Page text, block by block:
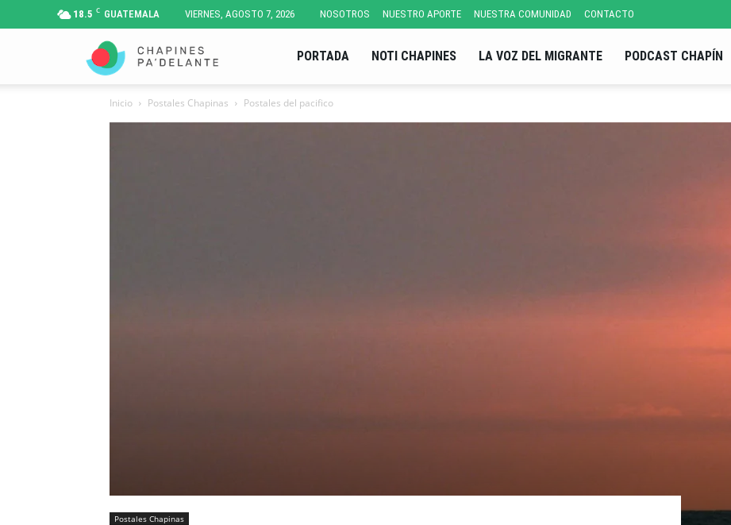
18.5 C GUATEMALA VIERNES, AGOSTO 7, 2026 NOSOTROS NUESTRO APORTE NUESTRA COMUNIDAD CONTACTO
Pa'
PORTADA NOTI CHAPINES LA VOZ DEL MIGRANTE PODCAST CHAPÍN
Inicio Postales Chapinas Postales del pacifico
Postales Chapinas